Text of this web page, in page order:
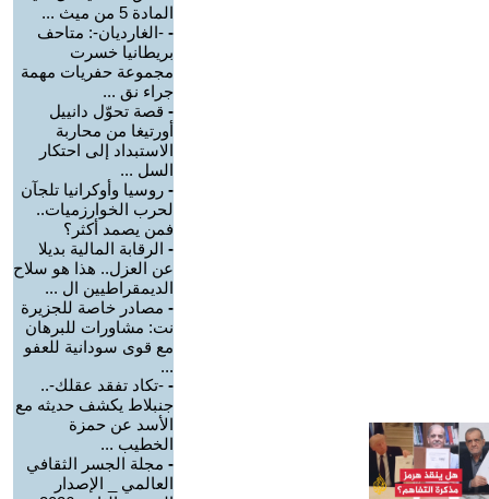
المادة 5 من ميث ...
- -الغارديان-: متاحف
بريطانيا خسرت
مجموعة حفريات مهمة
جراء نق ...
- قصة تحوّل دانييل
أورتيغا من محاربة
الاستبداد إلى احتكار
السل ...
- روسيا وأوكرانيا تلجآن
لحرب الخوارزميات..
فمن يصمد أكثر؟
- الرقابة المالية بديلا
عن العزل.. هذا هو سلاح
الديمقراطيين ال ...
- مصادر خاصة للجزيرة
نت: مشاورات للبرهان
مع قوى سودانية للعفو
...
- -تكاد تفقد عقلك-..
جنبلاط يكشف حديثه مع
الأسد عن حمزة
الخطيب ...
- مجلة الجسر الثقافي
العالمي _ الإصدار